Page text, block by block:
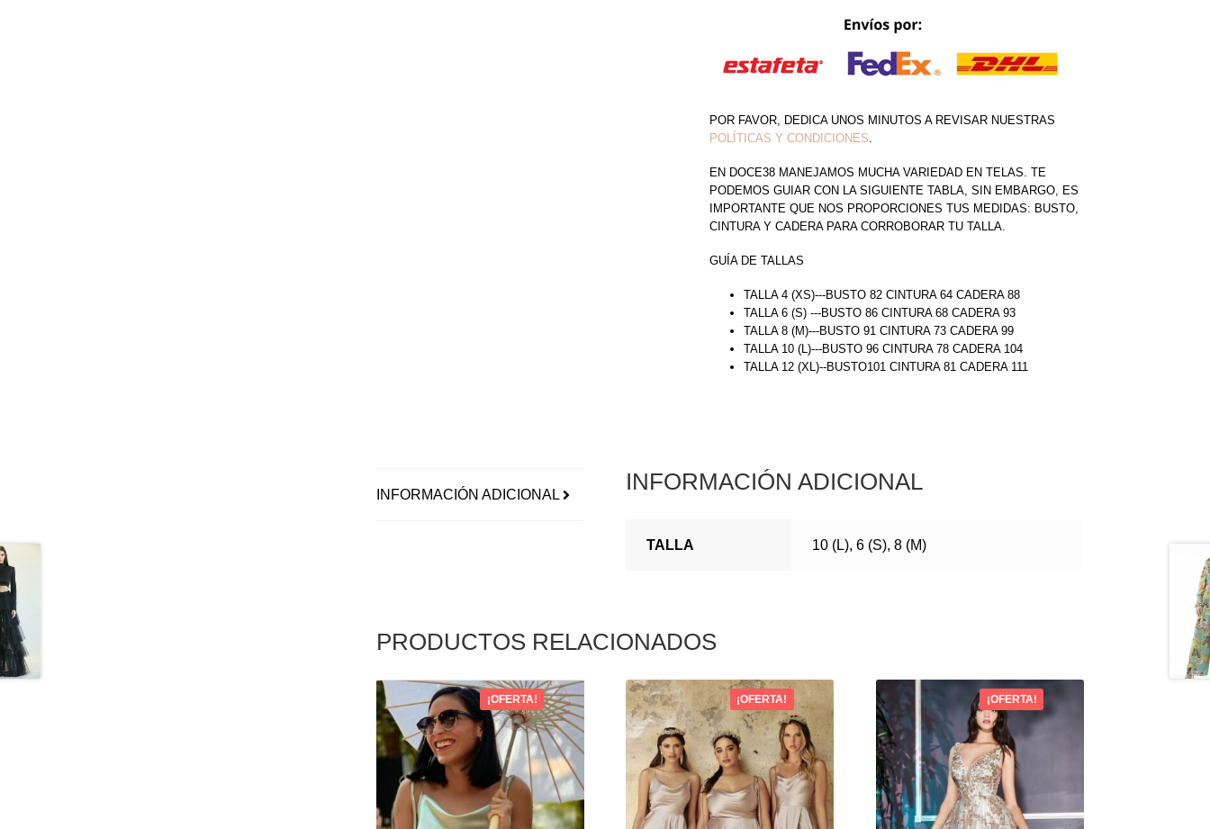
POR FAVOR, DEDICA UNOS MINUTOS A REVISAR NUESTRAS
POLÍTICAS Y CONDICIONES
EN DOCE38 MANEJAMOS MUCHA VARIEDAD EN TELAS. TE
PODEMOS GUIAR CON LA SIGUIENTE TABLA, SIN EMBARGO, ES
IMPORTANTE QUE NOS PROPORCIONES TUS MEDIDAS: BUSTO,
CINTURA Y CADERA PARA CORROBORAR TU TALLA.
GUÍA DE TALLAS
TALLA 4 (XS)---BUSTO 82 CINTURA 64 CADERA 88
TALLA 6 (S) ---BUSTO 86 CINTURA 68 CADERA 93
TALLA 8 (M)---BUSTO 91 CINTURA 73 CADERA 99
TALLA 10 (L)---BUSTO 96 CINTURA 78 CADERA 104
TALLA 12 (XL)--BUSTO101 CINTURA 81 CADERA 111
INFORMACIÓN ADICIONAL
INFORMACIÓN ADICIONAL
TALLA 10 (L), 6 (S), 8 (M)
PRODUCTOS RELACIONADOS
¡OFERTA! ¡OFERTA! ¡OFERTA!